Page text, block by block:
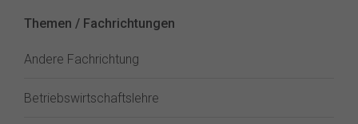
Themen / Fachrichtungen
Andere Fachrichtung
Betriebswirtschaftslehre